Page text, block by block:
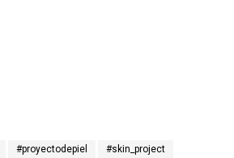
#proyectodepiel #skin_project